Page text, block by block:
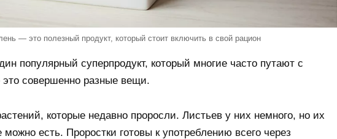
— это полезный продукт, который стоит включить в свой рацион
популярный суперпродукт, который многие часто путают с
совершенно разные вещи.
которые недавно проросли. Листьев у них немного, но их
есть. Проростки готовы к употреблению всего через